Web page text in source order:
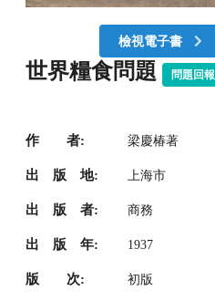
檢視電子書
世界糧食問題 問題回報
作 者: 梁慶椿著
出 版 地: 上海市
出 版 者: 商務
出 版 年: 1937
版 次: 初版